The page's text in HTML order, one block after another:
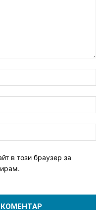
в този браузер за